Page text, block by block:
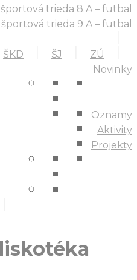
športová trieda 8.A – futbal
športová trieda 9.A – futbal
ŠKD ŠJ ZÚ
Novinky
Oznamy
Aktivity
Projekty